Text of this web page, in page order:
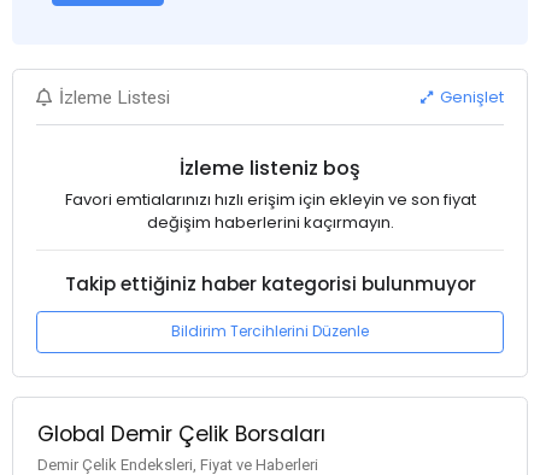
İzleme Listesi Genişlet
İzleme listeniz boş
Favori emtialarınızı hızlı erişim için ekleyin ve son fiyat
değişim haberlerini kaçırmayın.
Takip ettiğiniz haber kategorisi bulunmuyor
Bildirim Tercihlerini Düzenle
Global Demir Çelik Borsaları
Demir Çelik Endeksleri, Fiyat ve Haberleri